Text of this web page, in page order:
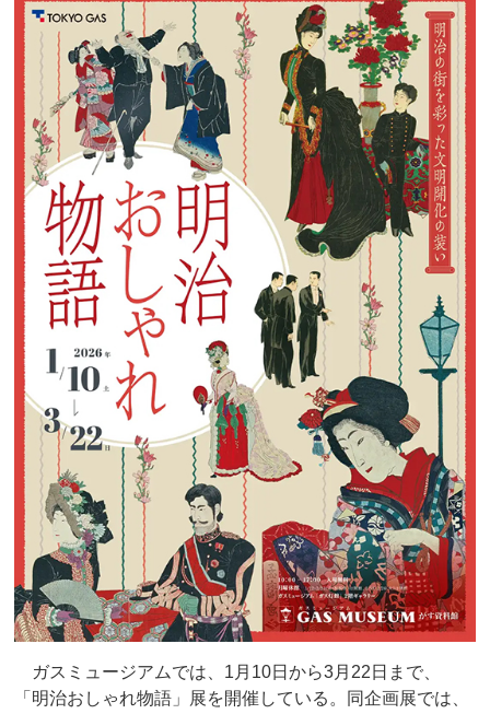
ガスミュージアムでは、1月10日から3月22日まで、
「明治おしゃれ物語」展を開催している。同企画展では、